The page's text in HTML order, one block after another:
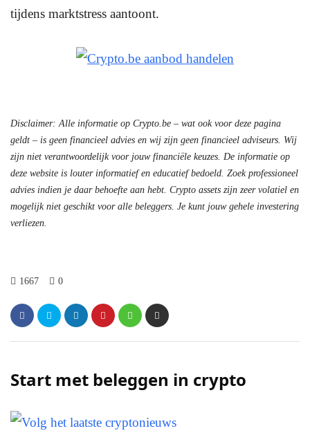
tijdens marktstress aantoont.
Disclaimer: Alle informatie op Crypto.be – wat ook voor deze pagina
geldt – is geen financieel advies en wij zijn geen financieel adviseurs. Wij
zijn niet verantwoordelijk voor jouw financiële keuzes. De informatie op
deze website is louter informatief en educatief bedoeld. Zoek professioneel
advies indien je daar behoefte aan hebt. Crypto assets zijn zeer volatiel en
mogelijk niet geschikt voor alle beleggers. Je kunt jouw gehele investering
verliezen.
1667 0
Start met beleggen in crypto